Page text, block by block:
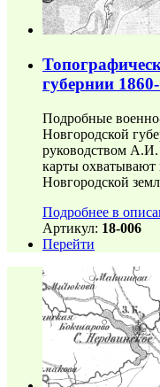
губернии
Подробные
Новгородской
руководством
карты
Новгородской
Подробнее в
Артикул: 18-006
Перейти